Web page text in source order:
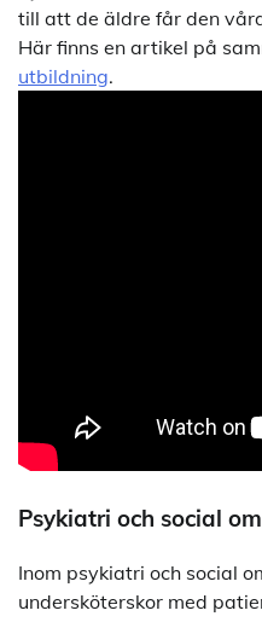
till att de äldre får den
Här finns en artikel på
utbildning.
Psykiatri och social
Inom psykiatri och social
undersköterskor med